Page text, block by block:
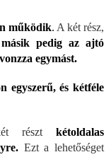
működik. A két rész,
pedig az ajtó
egymást.
egyszerű, és kétféle
részt kétoldalas
Ezt a lehetőséget